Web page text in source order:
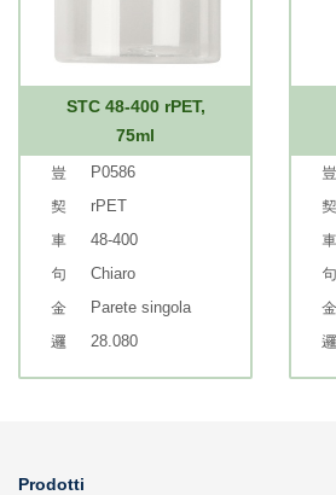
STC 48-400 rPET,
75ml
P0586
rPET
48-400
Chiaro
Parete singola
28.080
Prodotti